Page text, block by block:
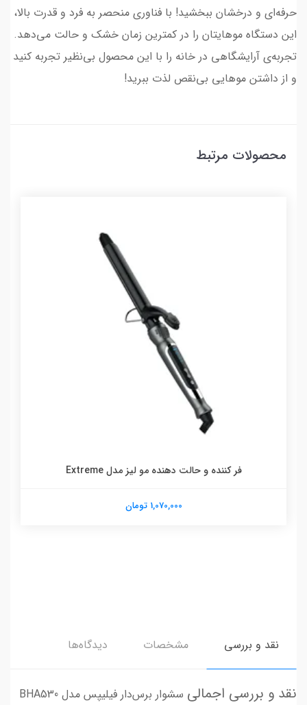
حرفه‌ای و درخشان ببخشید! با فناوری منحصر به فرد و قدرت بالا،
این دستگاه موهایتان را در کمترین زمان خشک و حالت می‌دهد.
تجربه‌ی آرایشگاهی در خانه را با این محصول بی‌نظیر تجربه کنید
و از داشتن موهایی بی‌نقص لذت ببرید!
محصولات مرتبط
فر کننده و حالت دهنده مو لیز مدل Extreme
1,070,000 تومان
نقد و بررسی مشخصات دیدگاه‌ها
نقد و بررسی اجمالی سشوار برس‌دار فیلیپس مدل BHA530